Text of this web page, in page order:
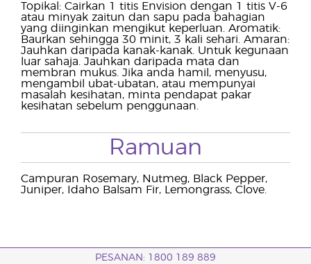
Topikal: Cairkan 1 titis Envision dengan 1 titis V-6
atau minyak zaitun dan sapu pada bahagian
yang diinginkan mengikut keperluan. Aromatik:
Baurkan sehingga 30 minit, 3 kali sehari. Amaran:
Jauhkan daripada kanak-kanak. Untuk kegunaan
luar sahaja. Jauhkan daripada mata dan
membran mukus. Jika anda hamil, menyusu,
mengambil ubat-ubatan, atau mempunyai
masalah kesihatan, minta pendapat pakar
kesihatan sebelum penggunaan.
Ramuan
Campuran Rosemary, Nutmeg, Black Pepper,
Juniper, Idaho Balsam Fir, Lemongrass, Clove.
PESANAN: 1800 189 889